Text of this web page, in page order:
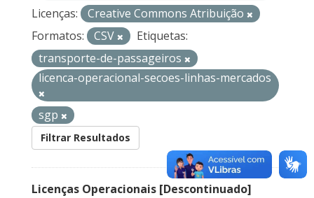
Licenças:
Creative Commons Atribuição
Formatos:
CSV
Etiquetas:
transporte-de-passageiros
licenca-operacional-secoes-linhas-mercados
sgp
Filtrar Resultados
Licenças Operacionais [Descontinuado]